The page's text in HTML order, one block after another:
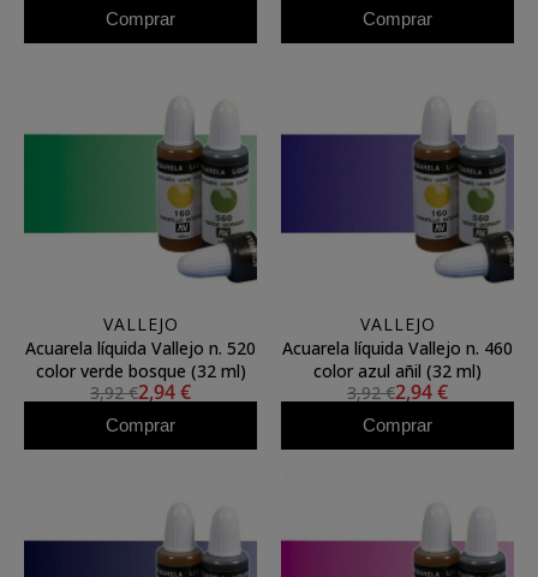
Comprar Comprar
VALLEJO
Acuarela líquida Vallejo n. 520
color verde bosque (32 ml)
3,92 €2,94 €
Comprar
VALLEJO
Acuarela líquida Vallejo n. 460
color azul añil (32 ml)
3,92 €2,94 €
Comprar